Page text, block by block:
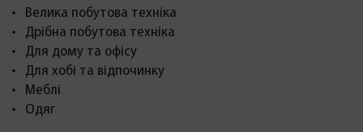
Велика побутова техніка
Дрібна побутова техніка
Для дому та офісу
Для хобі та відпочинку
Меблі
Одяг